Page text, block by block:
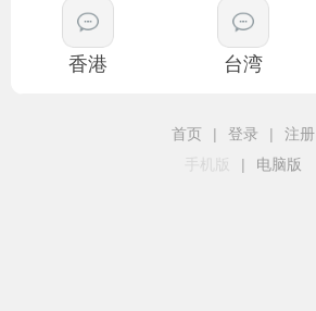
香港 台湾
首页 | 登录 |
注册
手机版
| 电脑版